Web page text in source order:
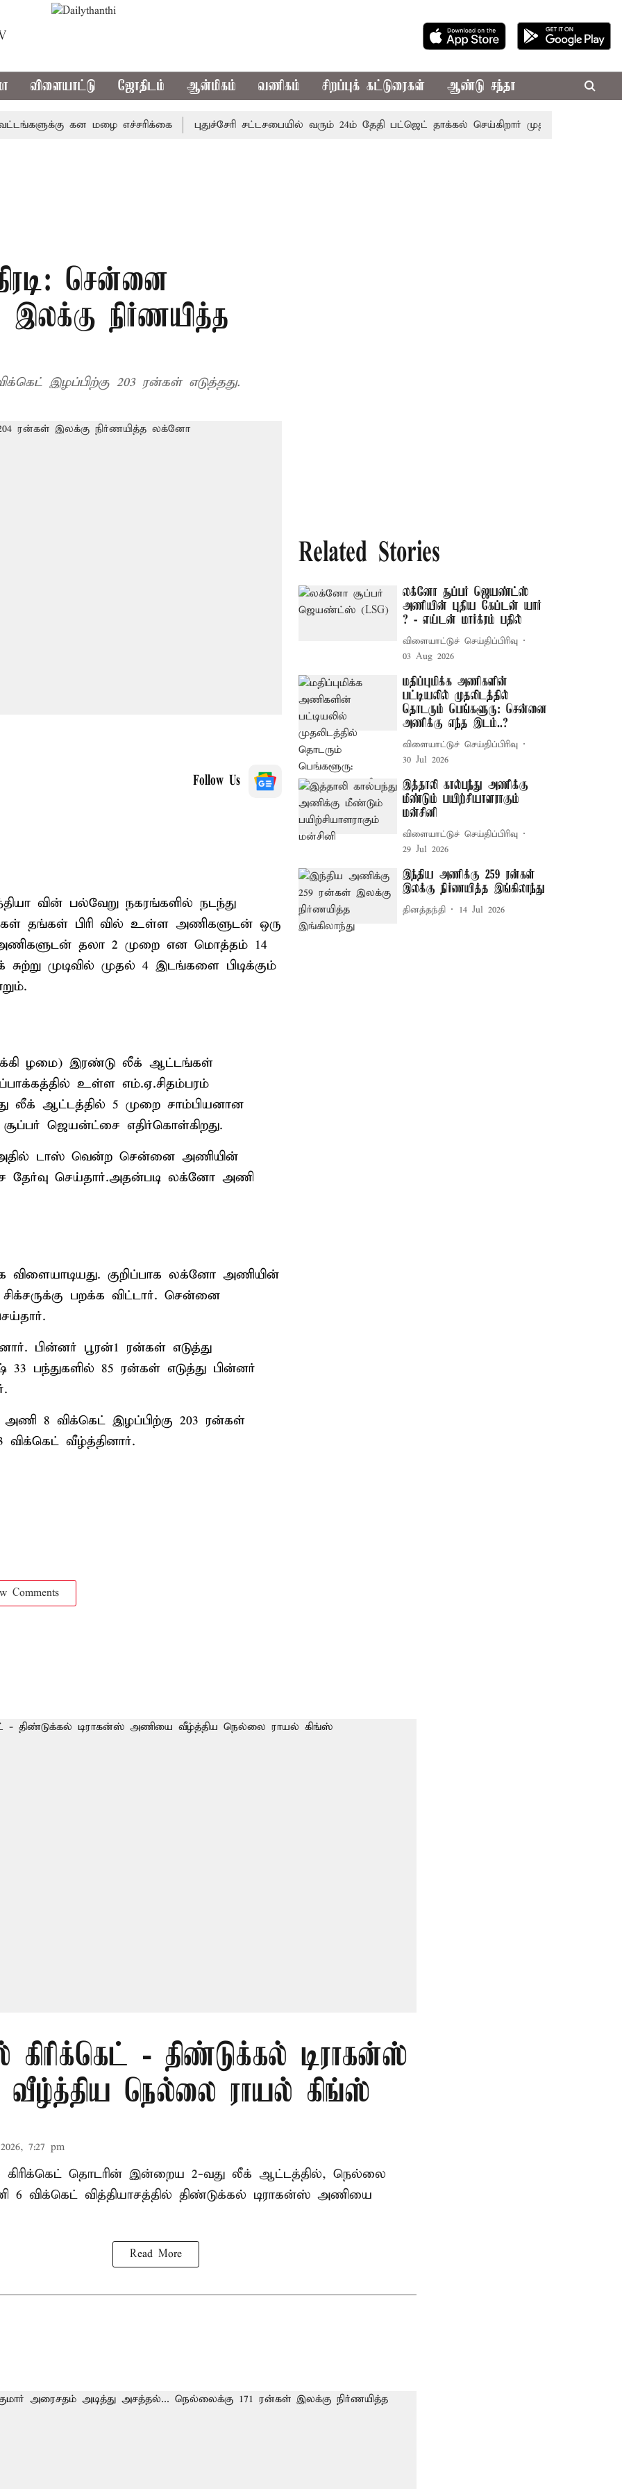
விளையாட்டு ஜோதிடம் ஆன்மிகம் வணிகம் சிறப்புக் கட்டுரைகள் ஆண்டு சந்தா
கன மழை எச்சரிக்கை புதுச்சேரி சட்டசபையில் வரும் 24ம் தேதி பட்ஜெட் தாக்கல் செய்கிறார் முதல்-அமைச்சர் ரங்கசாமி
சென்னை
நிர்ணயித்த
இழப்பிற்கு 203 ரன்கள் எடுத்தது.
Follow Us
வின் பல்வேறு நகரங்களில் நடந்து
தங்கள் பிரி வில் உள்ள அணிகளுடன் ஒரு
அணிகளுடன் தலா 2 முறை என மொத்தம் 14
முடிவில் முதல் 4 இடங்களை பிடிக்கும்
ழமை) இரண்டு லீக் ஆட்டங்கள்
உள்ள எம்.ஏ.சிதம்பரம்
லீக் ஆட்டத்தில் 5 முறை சாம்பியனான
ஜெயன்ட்சை எதிர்கொள்கிறது.
டாஸ் வென்ற சென்னை அணியின்
தேர்வு செய்தார்.அதன்படி லக்னோ அணி
குறிப்பாக லக்னோ அணியின்
பறக்க விட்டார். சென்னை
பின்னர் பூரன்1 ரன்கள் எடுத்து
பந்துகளில் 85 ரன்கள் எடுத்து பின்னர்
8 விக்கெட் இழப்பிற்கு 203 ரன்கள்
வீழ்த்தினார்.
Comments
Related Stories
லக்னோ சூப்பர் ஜெயண்ட்ஸ்
அணியின் புதிய கேப்டன் யார்
? - எய்டன் மார்க்ரம் பதில்
விளையாட்டுச் செய்திப்பிரிவு
03 Aug 2026
மதிப்புமிக்க அணிகளின்
பட்டியலில் முதலிடத்தில்
தொடரும் பெங்களூரு: சென்னை
அணிக்கு எந்த இடம்..?
விளையாட்டுச் செய்திப்பிரிவு
30 Jul 2026
இத்தாலி கால்பந்து அணிக்கு
மீண்டும் பயிற்சியாளராகும்
மன்சினி
விளையாட்டுச் செய்திப்பிரிவு
29 Jul 2026
இந்திய அணிக்கு 259 ரன்கள்
இலக்கு நிர்ணயித்த இங்கிலாந்து
தினத்தந்தி 14 Jul 2026
கிரிக்கெட் - திண்டுக்கல் டிராகன்ஸ்
நெல்லை ராயல் கிங்ஸ்
7:27 pm
கிரிக்கெட் தொடரின் இன்றைய 2-வது லீக் ஆட்டத்தில், நெல்லை
விக்கெட் வித்தியாசத்தில் திண்டுக்கல் டிராகன்ஸ் அணியை
Read More